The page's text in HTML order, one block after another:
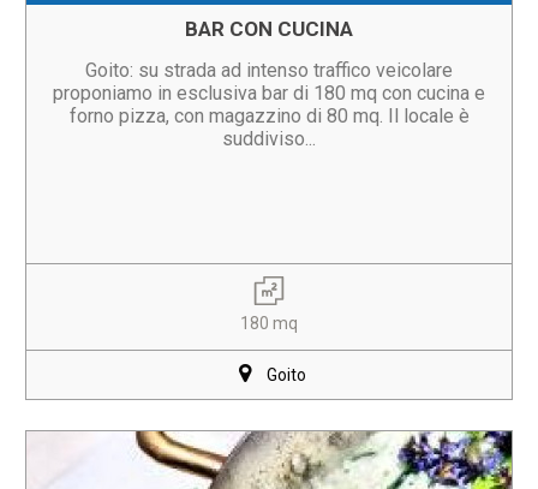
BAR CON CUCINA
Goito: su strada ad intenso traffico veicolare
proponiamo in esclusiva bar di 180 mq con cucina e
forno pizza, con magazzino di 80 mq. Il locale è
suddiviso...
180 mq
Goito